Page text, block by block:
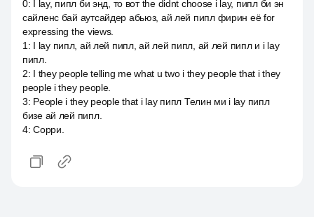
0: I lay, пипл би энд, то вот the didnt choose i lay, пипл би эн
сайленс бай аутсайдер абьюз, ай лей пипл фирин её for
expressing the views.
1 : I lay пипл, ай лей пипл, ай лей пипл, ай лей пипл и i lay
пипл.
2: I they people telling me what u two i they people that i they
people i they people.
3: People i they people that i lay пипл Телин ми i lay пипл
бизе ай лей пипл.
4:Сорри.